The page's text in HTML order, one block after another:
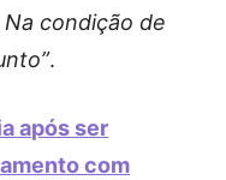
condição de
.
após ser
com